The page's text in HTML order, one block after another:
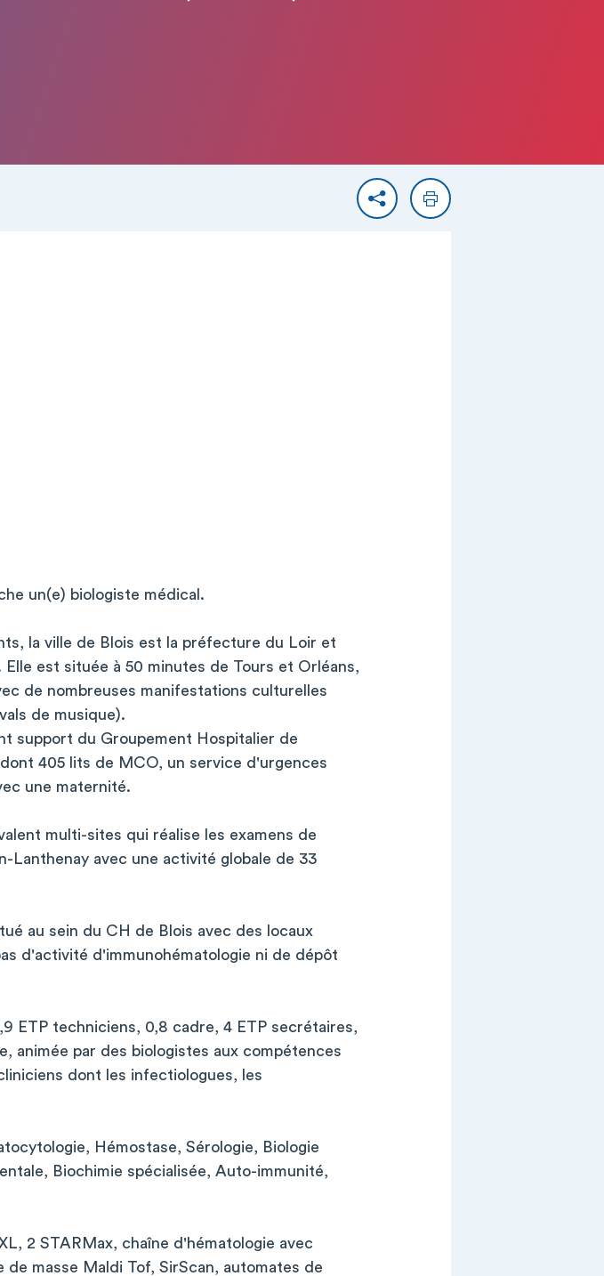
PartagerImprimer
un(e) biologiste médical.
la ville de Blois est la préfecture du Loir et
est située à 50 minutes de Tours et Orléans,
de nombreuses manifestations culturelles
de musique).
support du Groupement Hospitalier de
405 lits de MCO, un service d'urgences
une maternité.
multi-sites qui réalise les examens de
Lanthenay avec une activité globale de 33
au sein du CH de Blois avec des locaux
d'activité d'immunohématologie ni de dépôt
ETP techniciens, 0,8 cadre, 4 ETP secrétaires,
animée par des biologistes aux compétences
dont les infectiologues, les
Hémostase, Sérologie, Biologie
Biochimie spécialisée, Auto-immunité,
2 STARMax, chaîne d'hématologie avec
masse Maldi Tof, SirScan, automates de